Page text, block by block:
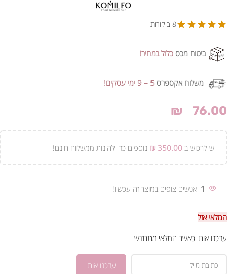
8 ביקורות
ביטוח מכס כלול במחיר!
משלוח אקספרס 5 – 9 ימי עסקים!
₪ 76.00
יש לרכוש ב ₪ 350.00 נוספים כדי להינות ממשלוח חינם!
1 אנשים צופים במוצר זה עכשיו!
המלאי אזל
עדכנו אותי כאשר המלאי מתחדש